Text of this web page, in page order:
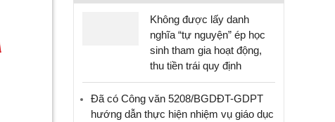
Không được lấy danh
nghĩa “tự nguyện” ép học
sinh tham gia hoạt động,
thu tiền trái quy định
Đã có Công văn 5208/BGDĐT-GDPT
hướng dẫn thực hiện nhiệm vụ giáo dục